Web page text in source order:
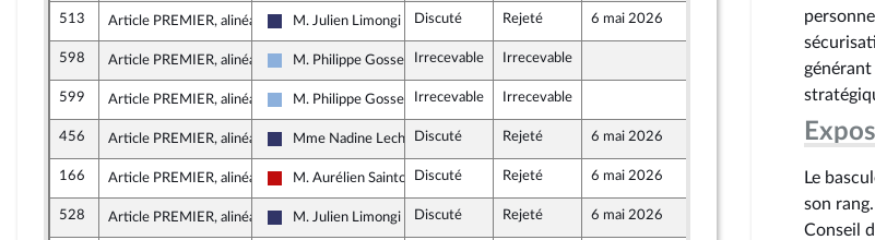
513 Article PREMIER, alinéa 32
Rassemblement National
M. Julien Limongi Discuté Rejeté 6 mai 2026 29 avril 2026
598 Article PREMIER, alinéa 32
Droite Républicaine
M. Philippe GosselinIrrecevable Irrecevable
599 Article PREMIER, alinéa 32
Droite Républicaine
M. Philippe GosselinIrrecevable Irrecevable 29 avril 2026
456 Article PREMIER, alinéa 33
Rassemblement National
Mme Nadine LechonDiscuté Rejeté 6 mai 2026
166 Article PREMIER, alinéa 34
La France insoumise - Nouveau Front Populaire
M. Aurélien SaintoulDiscuté Rejeté 6 mai 2026 29 avril 2026
528 Article PREMIER, alinéa 35
Rassemblement National
M. Julien Limongi Discuté Rejeté 6 mai 2026
Le
son
Conseil